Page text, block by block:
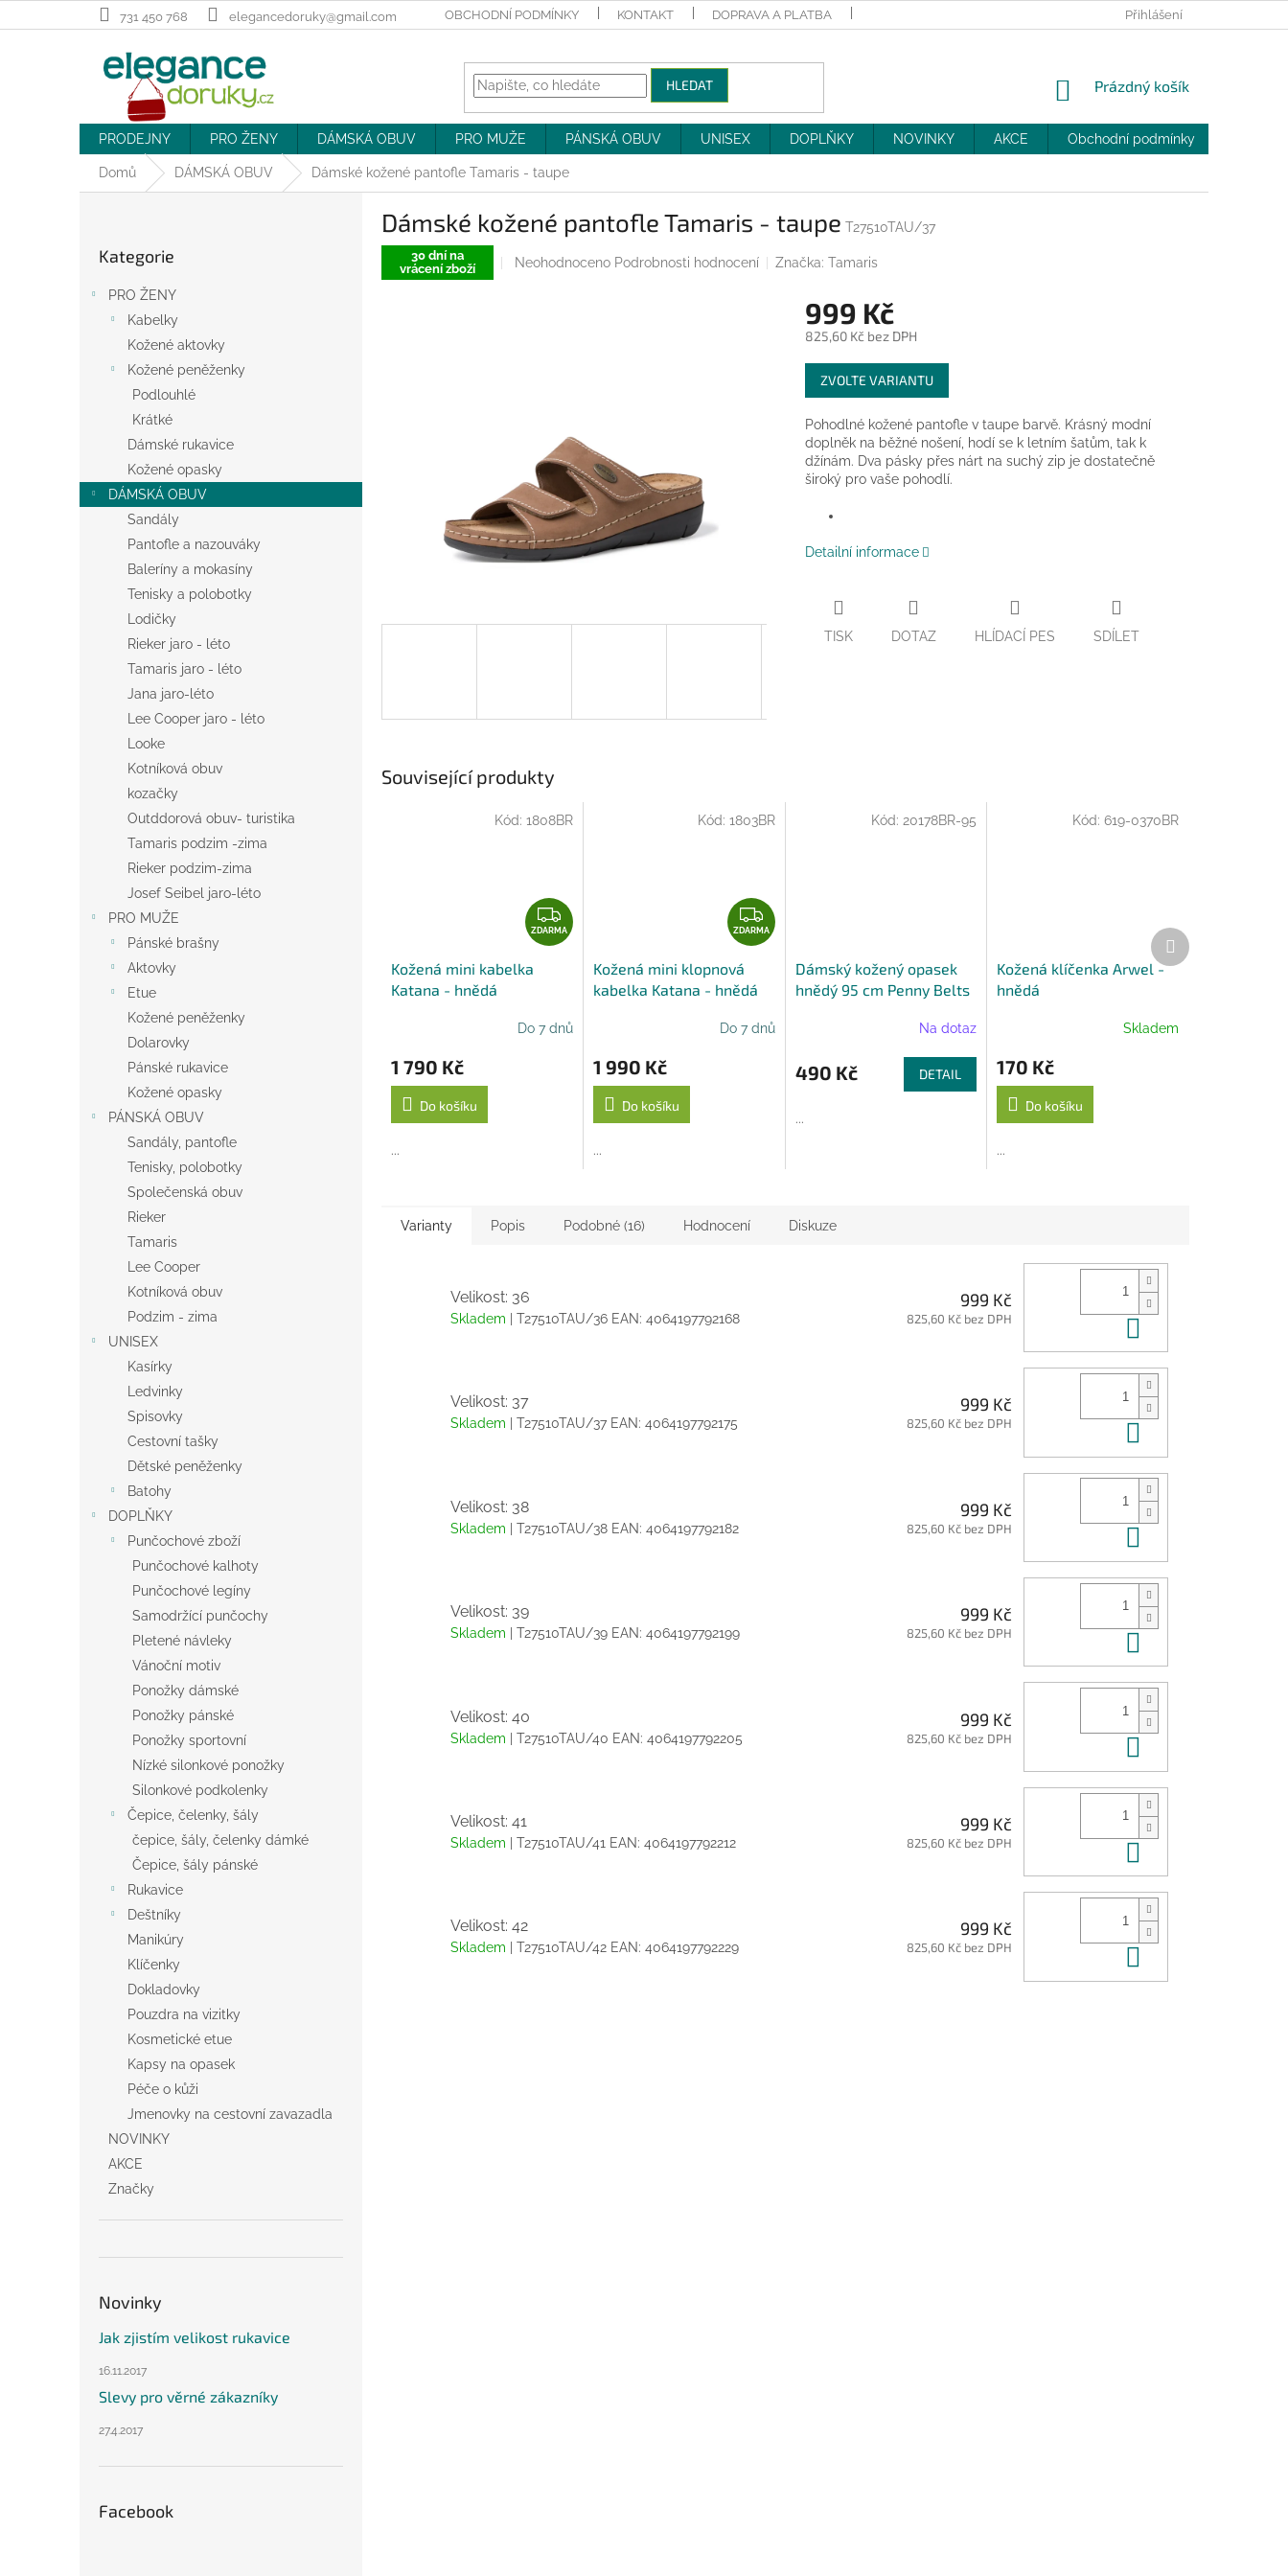
na
731 450 768 elegancedoruky@gmail.com OBCHODNÍ PODMÍNKY KONTAKT DOPRAVA A PLATBA MOJE OBJEDNÁVKA
Přihlášení
HLEDAT
NÁKUPNÍ
Prázdný košík
PRODEJNY PRO ŽENY DÁMSKÁ OBUV PRO MUŽE PÁNSKÁ OBUV UNISEX DOPLŇKY NOVINKY AKCE Obchodní podmínky
Domů DÁMSKÁ OBUV Dámské kožené pantofle Tamaris - taupe
l
kategorie
Kategorie
PRO ŽENY
Kabelky
Kožené aktovky
Kožené peněženky
Podlouhlé
Krátké
Dámské rukavice
Kožené opasky
DÁMSKÁ OBUV
Sandály
Pantofle a nazouváky
Baleríny a mokasíny
Tenisky a polobotky
Lodičky
Rieker jaro - léto
Tamaris jaro - léto
Jana jaro-léto
Lee Cooper jaro - léto
Looke
Kotníková obuv
kozačky
Outddorová obuv- turistika
Tamaris podzim -zima
Rieker podzim-zima
Josef Seibel jaro-léto
PRO MUŽE
Pánské brašny
Aktovky
Etue
Kožené peněženky
Dolarovky
Pánské rukavice
Kožené opasky
PÁNSKÁ OBUV
Sandály, pantofle
Tenisky, polobotky
Společenská obuv
Rieker
Tamaris
Lee Cooper
Kotníková obuv
Podzim - zima
UNISEX
Kasírky
Ledvinky
Spisovky
Cestovní tašky
Dětské peněženky
Batohy
DOPLŇKY
Punčochové zboží
Punčochové kalhoty
Punčochové legíny
Samodržící punčochy
Pletené návleky
Vánoční motiv
Ponožky dámské
Ponožky pánské
Ponožky sportovní
Nízké silonkové ponožky
Silonkové podkolenky
Čepice, čelenky, šály
čepice, šály, čelenky dámké
Čepice, šály pánské
Rukavice
Deštníky
Manikúry
Klíčenky
Dokladovky
Pouzdra na vizitky
Kosmetické etue
Kapsy na opasek
Péče o kůži
Jmenovky na cestovní zavazadla
NOVINKY
AKCE
Značky
Novinky
Jak zjistím velikost rukavice
16.11.2017
Slevy pro věrné zákazníky
27.4.2017
Facebook
Dámské kožené pantofle Tamaris - taupe T27510TAU/37
30 dní na
vrácení zboží
Průměrné
Neohodnoceno Podrobnosti hodnocení Značka:Tamaris
999 Kč
825,60 Kč bez DPH
Měrná
cena:
ZVOLTE VARIANTU
Pohodlné kožené pantofle v taupe barvě. Krásný modní
doplněk na běžné nošení, hodí se k letním šatům, tak k
džínám. Dva pásky přes nárt na suchý zip je dostatečně
široký pro vaše pohodlí.
Detailní informace
TISK DOTAZ HLÍDACÍ PES SDÍLET
Související produkty
Z
D
A
ZDARMA
Kožená mini kabelka
Katana - hnědá
Do 7 dnů
1 790 Kč
Do košíku
...
Kód: 1808BR
Z
D
A
ZDARMA
Kožená mini klopnová
kabelka Katana - hnědá
Do 7 dnů
1 990 Kč
Do košíku
...
Kód: 1803BR
Dámský kožený opasek
hnědý 95 cm Penny Belts
Na dotaz
490 Kč DETAIL
...
Kód: 20178BR-95
Kožená klíčenka Arwel -
hnědá
Skladem
170 Kč
Do košíku
...
Kód: 619-0370BR
Další
produkt
Varianty Popis Podobné (16) Hodnocení Diskuze
Velikost: 36
Skladem | T27510TAU/36 EAN: 4064197792168
999 Kč
825,60 Kč bez DPH
Velikost: 37
Skladem | T27510TAU/37 EAN: 4064197792175
999 Kč
825,60 Kč bez DPH
Velikost: 38
Skladem | T27510TAU/38 EAN: 4064197792182
999 Kč
825,60 Kč bez DPH
Velikost: 39
Skladem | T27510TAU/39 EAN: 4064197792199
999 Kč
825,60 Kč bez DPH
Velikost: 40
Skladem | T27510TAU/40 EAN: 4064197792205
999 Kč
825,60 Kč bez DPH
Velikost: 41
Skladem | T27510TAU/41 EAN: 4064197792212
999 Kč
825,60 Kč bez DPH
Velikost: 42
Skladem | T27510TAU/42 EAN: 4064197792229
999 Kč
825,60 Kč bez DPH